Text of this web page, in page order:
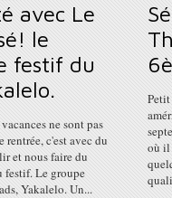
avec Le
le
festif du
ne sont pas
rentrée, c'est avec du
et nous faire du
festif. Le groupe
Yakalelo. Un...
Petit
où il